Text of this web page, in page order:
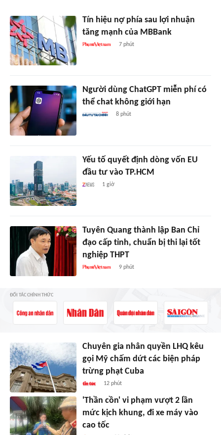
Tín hiệu nợ phía sau lợi nhuận
tăng mạnh của MBBank
7 phút
Người dùng ChatGPT miễn phí có
thể chat không giới hạn
8 phút
Yếu tố quyết định dòng vốn EU
đầu tư vào TP.HCM
1 giờ
Tuyên Quang thành lập Ban Chỉ
đạo cấp tỉnh, chuẩn bị thi lại tốt
nghiệp THPT
9 phút
ĐỐI TÁC CHÍNH THỨC
Chuyên gia nhân quyền LHQ kêu
gọi Mỹ chấm dứt các biện pháp
trừng phạt Cuba
12 phút
'Thần cồn' vi phạm vượt 2 lần
mức kịch khung, đi xe máy vào
cao tốc